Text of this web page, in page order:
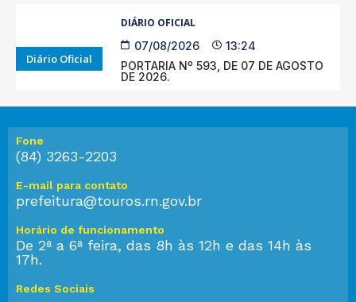
Diário Oficial
DIÁRIO OFICIAL
07/08/2026
13:24
PORTARIA Nº 593, DE 07 DE AGOSTO
DE 2026.
Fone
(84) 3263-2203
E-mail para contato
prefeitura@touros.rn.gov.br
Horário de funcionamento
De 2ª a 6ª feira, das 8h às 12h e das 14h às
17h.
Redes Sociais